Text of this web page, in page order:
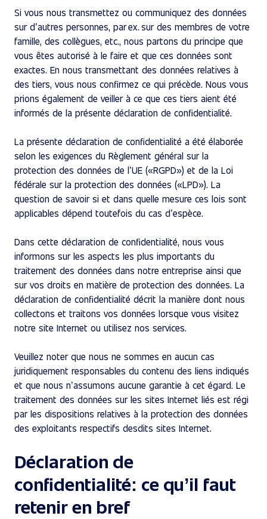
Si vous nous transmettez ou communiquez des données
sur d’autres personnes, par ex. sur des membres de votre
famille, des collègues, etc., nous partons du principe que
vous êtes autorisé à le faire et que ces données sont
exactes. En nous transmettant des données relatives à
des tiers, vous nous confirmez ce qui précède. Nous vous
prions également de veiller à ce que ces tiers aient été
informés de la présente déclaration de confidentialité.
La présente déclaration de confidentialité a été élaborée
selon les exigences du Règlement général sur la
protection des données de l’UE («RGPD») et de la Loi
fédérale sur la protection des données («LPD»). La
question de savoir si et dans quelle mesure ces lois sont
applicables dépend toutefois du cas d’espèce.
Dans cette déclaration de confidentialité, nous vous
informons sur les aspects les plus importants du
traitement des données dans notre entreprise ainsi que
sur vos droits en matière de protection des données. La
déclaration de confidentialité décrit la manière dont nous
collectons et traitons vos données lorsque vous visitez
notre site Internet ou utilisez nos services.
Veuillez noter que nous ne sommes en aucun cas
juridiquement responsables du contenu des liens indiqués
et que nous n’assumons aucune garantie à cet égard. Le
traitement des données sur les sites Internet liés est régi
par les dispositions relatives à la protection des données
des exploitants respectifs desdits sites Internet.
Déclaration de
confidentialité: ce qu’il faut
retenir en bref